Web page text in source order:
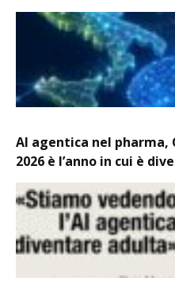
AI agentica nel pharma,
2026 è l’anno in cui è